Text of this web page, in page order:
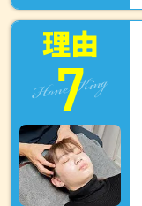
理由
7
Hone King